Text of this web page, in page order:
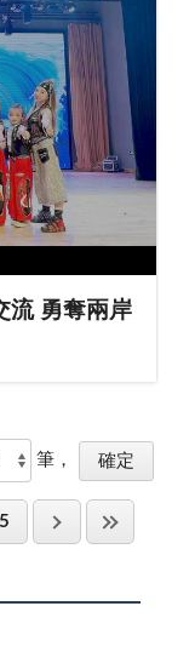
流 勇奪兩岸
筆，
5